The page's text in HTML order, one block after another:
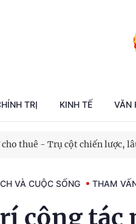
TRỊ KINH TẾ VĂN
nhà nước trong kỷ nguyên mới
thuê - Trụ cột chiến lược,
VÀ CUỘC SỐNG THAM
công tác